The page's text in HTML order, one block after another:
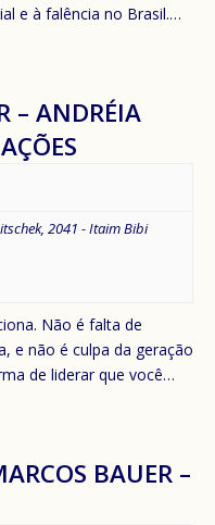
e à falência no Brasil.…
– ANDRÉIA
2041 - Itaim Bibi
Não é falta de
e não é culpa da geração
de liderar que você…
BAUER –